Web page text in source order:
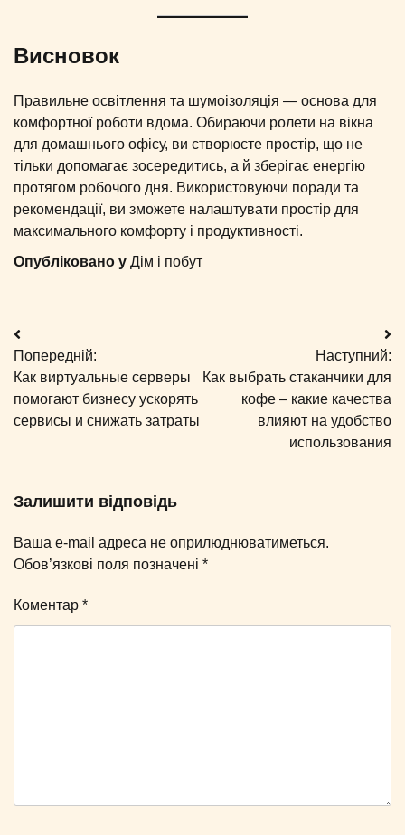
Висновок
Правильне освітлення та шумоізоляція — основа для
комфортної роботи вдома. Обираючи ролети на вікна
для домашнього офісу, ви створюєте простір, що не
тільки допомагає зосередитись, а й зберігає енергію
протягом робочого дня. Використовуючи поради та
рекомендації, ви зможете налаштувати простір для
максимального комфорту і продуктивності.
Опубліковано у Дім і побут
Навігація
записів
Попередній:
Как виртуальные серверы
помогают бизнесу ускорять
сервисы и снижать затраты
Наступний:
Как выбрать стаканчики для
кофе – какие качества
влияют на удобство
использования
Залишити відповідь
Ваша e-mail адреса не оприлюднюватиметься.
Обов’язкові поля позначені *
Коментар *